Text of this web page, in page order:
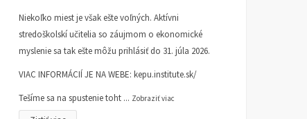
Niekoľko miest je však ešte voľných. Aktívni
stredoškolskí učitelia so záujmom o ekonomické
myslenie sa tak ešte môžu prihlásiť do 31. júla 2026.
VIAC INFORMÁCIÍ JE NA WEBE: kepu.institute.sk/
Tešíme sa na spustenie toht ... Zobraziť viac